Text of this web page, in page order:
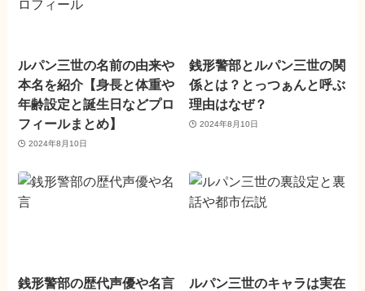
ルパン三世の名前の由来や
本名を紹介【身長と体重や
年齢設定と誕生日などプロ
フィールまとめ】
2024年8月10日
銭形警部とルパン三世の関
係とは？とっつぁんと呼ぶ
理由はなぜ？
2024年8月10日
銭形警部の歴代声優や名言
ルパン三世のキャラは実在